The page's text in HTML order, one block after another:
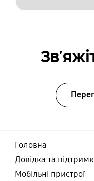
Головна
Довідка та
Мобільні пристрої